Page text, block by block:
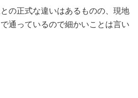
の正式な違いはあるものの、現地
通っているので細かいことは言い